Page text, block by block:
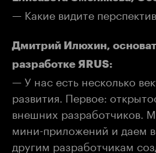
— Какие видите
Дмитрий Илюхин,
разработке ЯRUS:
— У нас есть несколько
развития. Первое:
внешних разработчиков.
мини-приложений и даем
другим разработчикам